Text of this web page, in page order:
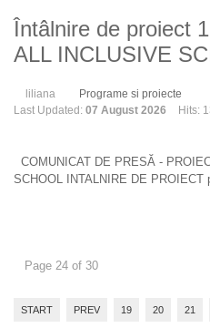
Întâlnire de proiect
ALL INCLUSIVE
liliana
Programe si proiecte
Last Updated: 07 August 2026 Hits:
COMUNICAT DE PRESĂ -
SCHOOL INTALNIRE DE
Page 24 of 30
START PREV 19 20 21